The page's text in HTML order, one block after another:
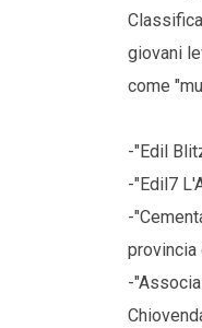
giovani
come
-"Edil
-"Edil7
-
provincia
-